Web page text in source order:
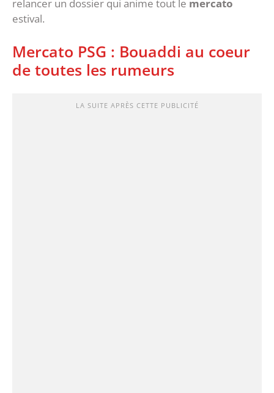
relancer un dossier qui anime tout le mercato
estival.
‎Mercato PSG : Bouaddi au coeur
de toutes les rumeurs
LA SUITE APRÈS CETTE PUBLICITÉ